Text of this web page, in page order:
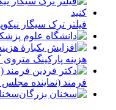
فیلتر ترک سیگار
هزینه پارکینگ متروی
فرمند (نماينده مجلس